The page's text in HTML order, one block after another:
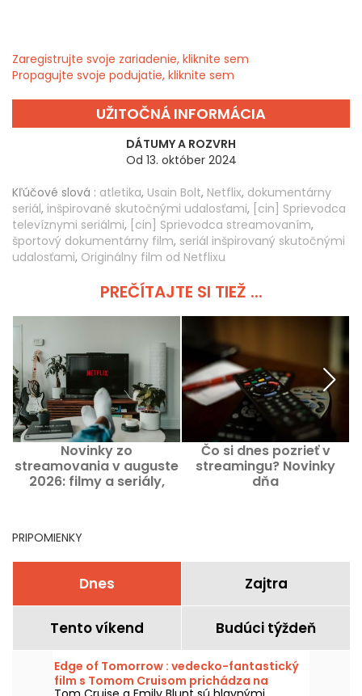
Zaregistrujte svoje zariadenie, kliknite sem
Propagujte svoje podujatie, kliknite sem
UŽITOČNÁ INFORMÁCIA
DÁTUMY A ROZVRH
Od 13. október 2024
Kľúčové slová : atletika, Usain Bolt, Netflix, dokumentárny
seriál, inšpirované skutočnými udalosťami, [cin] Sprievodca
televíznymi seriálmi, [cin] Sprievodca streamovaním,
športový dokumentárny film, seriál inšpirovaný skutočnými
udalosťami, Originálny film od Netflixu
PREČÍTAJTE SI TIEŽ ...
Novinky zo
streamovania v auguste
2026: filmy a seriály,
Čo si dnes pozrieť v
streamingu? Novinky
dňa
PRIPOMIENKY
Dnes Zajtra
Tento víkend Budúci týždeň
Edge of Tomorrow : vedecko-fantastický
film s Tomom Cruisom prichádza na